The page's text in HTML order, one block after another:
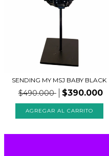
SENDING MY MSJ BABY BLACK
$490.000 $390.000